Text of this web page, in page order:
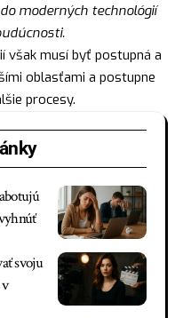
moderných technológií
však musí byť postupná a
oblasťami a postupne
procesy.
svoju